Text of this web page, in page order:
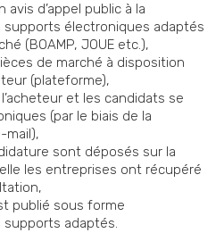
avis d’appel public à la
supports électroniques adaptés
(BOAMP, JOUE etc.),
de marché à disposition
(plateforme),
et les candidats se
(par le biais de la
mail),
sont déposés sur la
les entreprises ont récupéré
publié sous forme
adaptés.